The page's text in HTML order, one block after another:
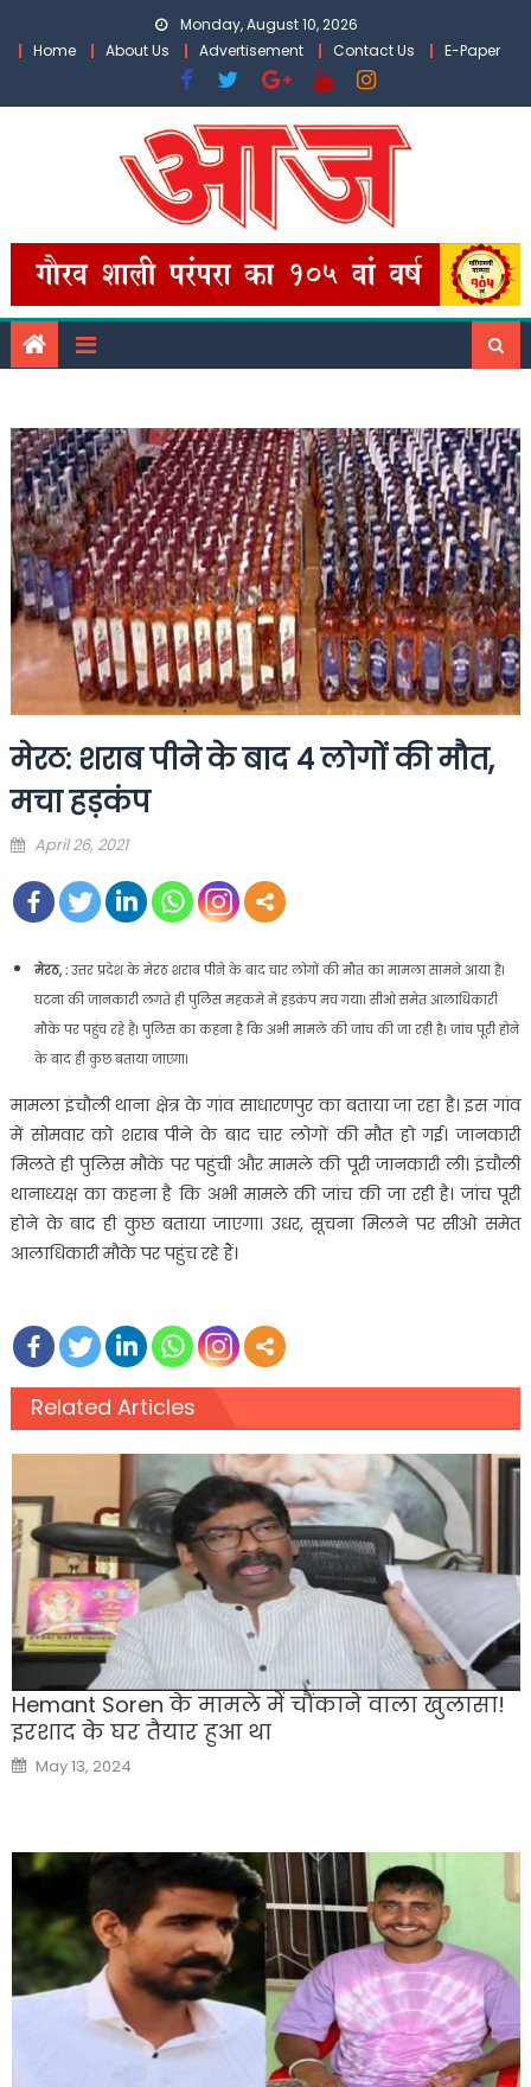
Monday, August 10, 2026
Home
About Us Advertisement Contact Us E-Paper
मेरठ: शराब पीने के बाद 4 लोगों की मौत,
मचा हड़कंप
Posted
April 26, 2021
मेरठ, :उत्तर प्रदेश के मेरठ शराब पीने के बाद चार लोगों की मौत का मामला सामने आया है।
घटना की जानकारी लगते ही पुलिस महकमे में हड़कंप मच गया। सीओ समेत आलाधिकारी
मौके पर पहुंच रहे हैं। पुलिस का कहना है कि अभी मामले की जांच की जा रही है। जांच पूरी होने
के बाद ही कुछ बताया जाएगा।
मामला इंचौली थाना क्षेत्र के गांव साधारणपुर का बताया जा रहा है। इस गांव
में सोमवार को शराब पीने के बाद चार लोगों की मौत हो गई। जानकारी
म‍िलते ही पुलिस मौके पर पहुंची और मामले की पूरी जानकारी ली। इंचौली
थानाध्यक्ष का कहना है कि अभी मामले की जांच की जा रही है। जांच पूरी
होने के बाद ही कुछ बताया जाएगा। उधर, सूचना मिलने पर सीओ समेत
आलाधिकारी मौके पर पहुंच रहे हैं।
Related Articles
Hemant Soren के मामले में चौंकाने वाला खुलासा!
इरशाद के घर तैयार हुआ था
Posted
on
May 13, 2024